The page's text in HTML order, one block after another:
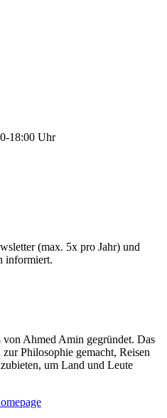
18:00 Uhr
(max. 5x pro Jahr) und
informiert.
Ahmed Amin gegründet. Das
Philosophie gemacht, Reisen
um Land und Leute